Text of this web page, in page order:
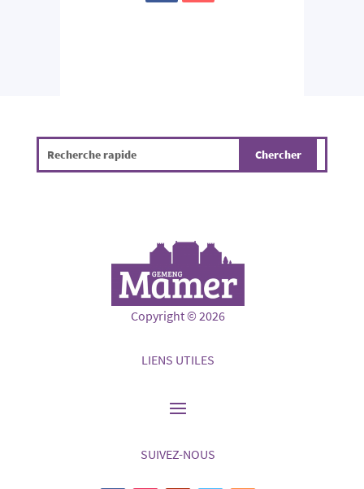
Copyright © 2026
LIENS UTILES
SUIVEZ-NOUS